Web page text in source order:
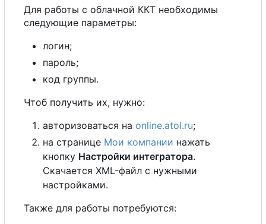
Для работы с облачной ККТ необходимы
следующие параметры:
логин;
пароль;
код группы.
Чтоб получить их, нужно:
авторизоваться на online.atol.ru;
на странице Мои компании нажать
кнопку Настройки интегратора.
Скачается XML-файл с нужными
настройками.
Также для работы потребуются: